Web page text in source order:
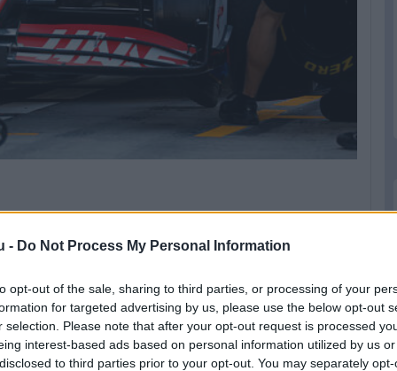
- Do Not Process My Personal Information
opt-out of the sale, sharing to third parties, or processing of your
for targeted advertising by us, please use the below opt-out
selection. Please note that after your opt-out request is processed
interest-based ads based on personal information utilized by us
to third parties prior to your opt-out. You may separately
hasonlóan mások is elérik majd a
egy jó dolog, hiszen ennek hiányában ők
biztos vagyok benne, hogy
tenni a következő lépést. Így már